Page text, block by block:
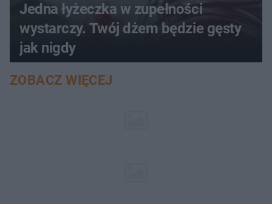
Jedna łyżeczka w zupełności
wystarczy. Twój dżem będzie gęsty
jak nigdy
ZOBACZ WIĘCEJ